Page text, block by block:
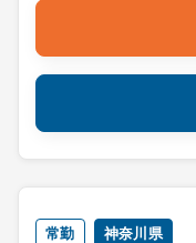
常勤 神奈川県